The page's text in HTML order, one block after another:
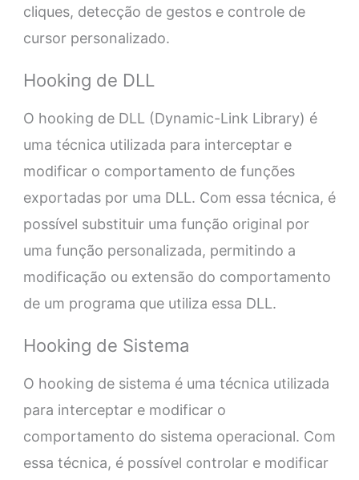
cliques, detecção de gestos e controle de
cursor personalizado.
Hooking de DLL
O hooking de DLL (Dynamic-Link Library) é
uma técnica utilizada para interceptar e
modificar o comportamento de funções
exportadas por uma DLL. Com essa técnica, é
possível substituir uma função original por
uma função personalizada, permitindo a
modificação ou extensão do comportamento
de um programa que utiliza essa DLL.
Hooking de Sistema
O hooking de sistema é uma técnica utilizada
para interceptar e modificar o
comportamento do sistema operacional. Com
essa técnica, é possível controlar e modificar